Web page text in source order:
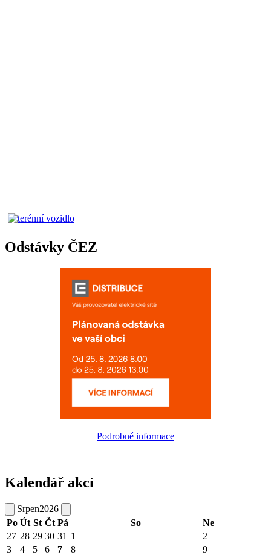
Odstávky ČEZ
Podrobné informace
Kalendář akcí
Srpen2026
Po Út St Čt Pá So
Ne
27 28 29 30 31 1
2
3
4 5 6 7 8
9